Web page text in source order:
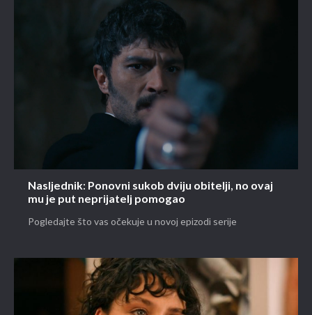
Nasljednik: Ponovni sukob dviju obitelji, no ovaj
mu je put neprijatelj pomogao
Pogledajte što vas očekuje u novoj epizodi serije